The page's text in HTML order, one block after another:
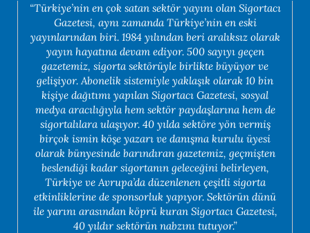
“Türkiye’nin en çok satan sektör yayını olan Sigortacı
Gazetesi, aynı zamanda Türkiye’nin en eski
yayınlarından biri. 1984 yılından beri aralıksız olarak
yayın hayatına devam ediyor. 500 sayıyı geçen
gazetemiz, sigorta sektörüyle birlikte büyüyor ve
gelişiyor. Abonelik sistemiyle yaklaşık olarak 10 bin
kişiye dağıtımı yapılan Sigortacı Gazetesi, sosyal
medya aracılığıyla hem sektör paydaşlarına hem de
sigortalılara ulaşıyor. 40 yılda sektöre yön vermiş
birçok ismin köşe yazarı ve danışma kurulu üyesi
olarak bünyesinde barındıran gazetemiz, geçmişten
beslendiği kadar sigortanın geleceğini belirleyen,
Türkiye ve Avrupa’da düzenlenen çeşitli sigorta
etkinliklerine de sponsorluk yapıyor. Sektörün dünü
ile yarını arasından köprü kuran Sigortacı Gazetesi,
40 yıldır sektörün nabzını tutuyor.”